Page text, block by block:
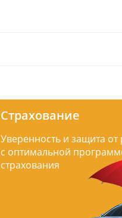
Страхование
Уверенность и защита от
с оптимальной
страхования